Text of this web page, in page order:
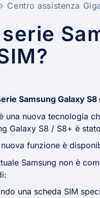
Centro assistenza
serie
Samsung Galaxy
è una nuova tecnologia
Galaxy S8 / S8+ è
nuova funzione è
Samsung non è
una scheda SIM